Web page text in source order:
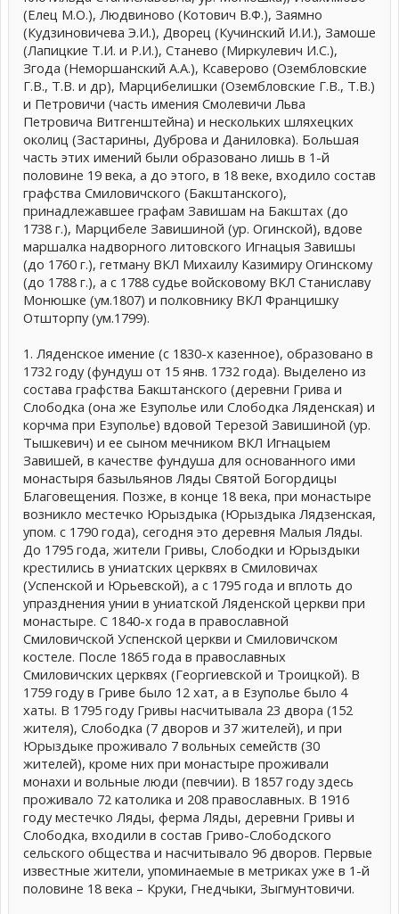
(Елец М.О.), Людвиново (Котович В.Ф.), Заямно
(Кудзиновичева Э.И.), Дворец (Кучинский И.И.), Замоше
(Лапицкие Т.И. и Р.И.), Станево (Миркулевич И.С.),
Згода (Неморшанский А.А.), Ксаверово (Озембловские
Г.В., Т.В. и др), Марцибелишки (Озембловские Г.В., Т.В.)
и Петровичи (часть имения Смолевичи Льва
Петровича Витгенштейна) и нескольких шляхецких
околиц (Застарины, Дуброва и Даниловка). Большая
часть этих имений были образовано лишь в 1-й
половине 19 века, а до этого, в 18 веке, входило состав
графства Смиловичского (Бакштанского),
принадлежавшее графам Завишам на Бакштах (до
1738 г.), Марцибеле Завишиной (ур. Огинской), вдове
маршалка надворного литовского Игнацыя Завишы
(до 1760 г.), гетману ВКЛ Михаилу Казимиру Огинскому
(до 1788 г.), а с 1788 судье войсковому ВКЛ Станиславу
Монюшке (ум.1807) и полковнику ВКЛ Францишку
Отшторпу (ум.1799).
1. Ляденское имение (с 1830-х казенное), образовано в
1732 году (фундуш от 15 янв. 1732 года). Выделено из
состава графства Бакштанского (деревни Грива и
Слободка (она же Езуполье или Слободка Ляденская) и
корчма при Езуполье) вдовой Терезой Завишиной (ур.
Тышкевич) и ее сыном мечником ВКЛ Игнацыем
Завишей, в качестве фундуша для основанного ими
монастыря базыльянов Ляды Святой Богордицы
Благовещения. Позже, в конце 18 века, при монастыре
возникло местечко Юрыздыка (Юрыздыка Лядзенская,
упом. с 1790 года), сегодня это деревня Малыя Ляды.
До 1795 года, жители Гривы, Слободки и Юрыздыки
крестились в униатских церквях в Смиловичах
(Успенской и Юрьевской), а с 1795 года и вплоть до
упразднения унии в униатской Ляденской церкви при
монастыре. С 1840-х года в православной
Смиловичской Успенской церкви и Смиловичском
костеле. После 1865 года в православных
Смиловичских церквях (Георгиевской и Троицкой). В
1759 году в Гриве было 12 хат, а в Езуполье было 4
хаты. В 1795 году Гривы насчитывала 23 двора (152
жителя), Слободка (7 дворов и 37 жителей), и при
Юрыздыке проживало 7 вольных семейств (30
жителей), кроме них при монастыре проживали
монахи и вольные люди (певчии). В 1857 году здесь
проживало 72 католика и 208 православных. В 1916
году местечко Ляды, ферма Ляды, деревни Гривы и
Слободка, входили в состав Гриво-Слободского
сельского общества и насчитывало 96 дворов. Первые
известные жители, упоминаемые в метриках уже в 1-й
половине 18 века – Круки, Гнедчыки, Зыгмунтовичи.